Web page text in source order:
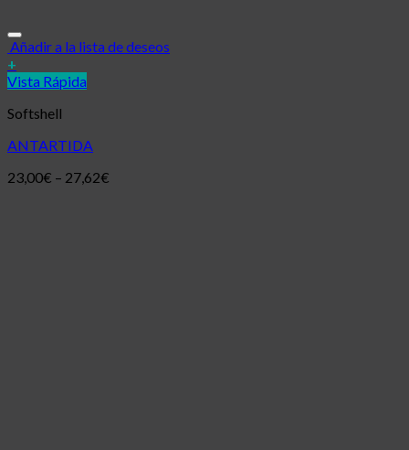
Añadir a la lista de deseos
+
Vista Rápida
Softshell
ANTARTIDA
23,00€ – 27,62€